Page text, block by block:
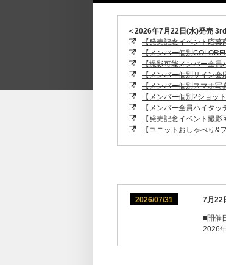
＜2026年7月22日(水)発売
【発売記念イベント応募
【メンバー個別
【撮影可能メンバー全員
【メンバー個別サイン会
【メンバー個別スマホ写
【メンバー個別2ショッ
【メンバー全員ハイタッ
【発売記念イベント撮影
【ユニットおしゃべり&
2026/07/31 7月22
■開催
2026